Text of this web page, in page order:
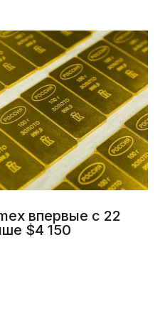
впервые с 22
$4 150